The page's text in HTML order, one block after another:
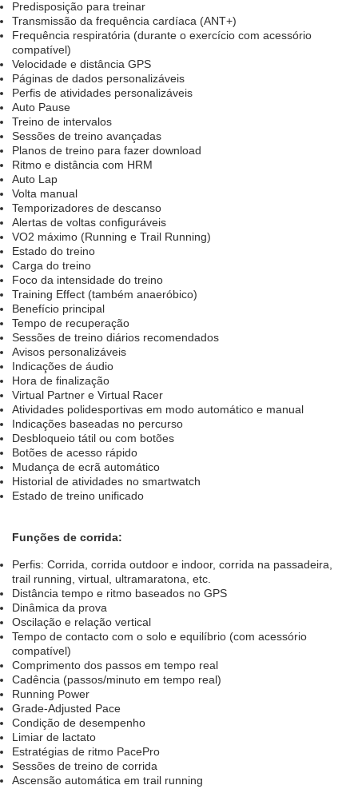
Predisposição para treinar
Transmissão da frequência cardíaca (ANT+)
Frequência respiratória (durante o exercício com acessório
compatível)
Velocidade e distância GPS
Páginas de dados personalizáveis
Perfis de atividades personalizáveis
Auto Pause
Treino de intervalos
Sessões de treino avançadas
Planos de treino para fazer download
Ritmo e distância com HRM
Auto Lap
Volta manual
Temporizadores de descanso
Alertas de voltas configuráveis
VO2 máximo (Running e Trail Running)
Estado do treino
Carga do treino
Foco da intensidade do treino
Training Effect (também anaeróbico)
Benefício principal
Tempo de recuperação
Sessões de treino diários recomendados
Avisos personalizáveis
Indicações de áudio
Hora de finalização
Virtual Partner e Virtual Racer
Atividades polidesportivas em modo automático e manual
Indicações baseadas no percurso
Desbloqueio tátil ou com botões
Botões de acesso rápido
Mudança de ecrã automático
Historial de atividades no smartwatch
Estado de treino unificado
Funções de corrida:
Perfis: Corrida, corrida outdoor e indoor, corrida na passadeira,
trail running, virtual, ultramaratona, etc.
Distância tempo e ritmo baseados no GPS
Dinâmica da prova
Oscilação e relação vertical
Tempo de contacto com o solo e equilíbrio (com acessório
compatível)
Comprimento dos passos em tempo real
Cadência (passos/minuto em tempo real)
Running Power
Grade-Adjusted Pace
Condição de desempenho
Limiar de lactato
Estratégias de ritmo PacePro
Sessões de treino de corrida
Ascensão automática em trail running